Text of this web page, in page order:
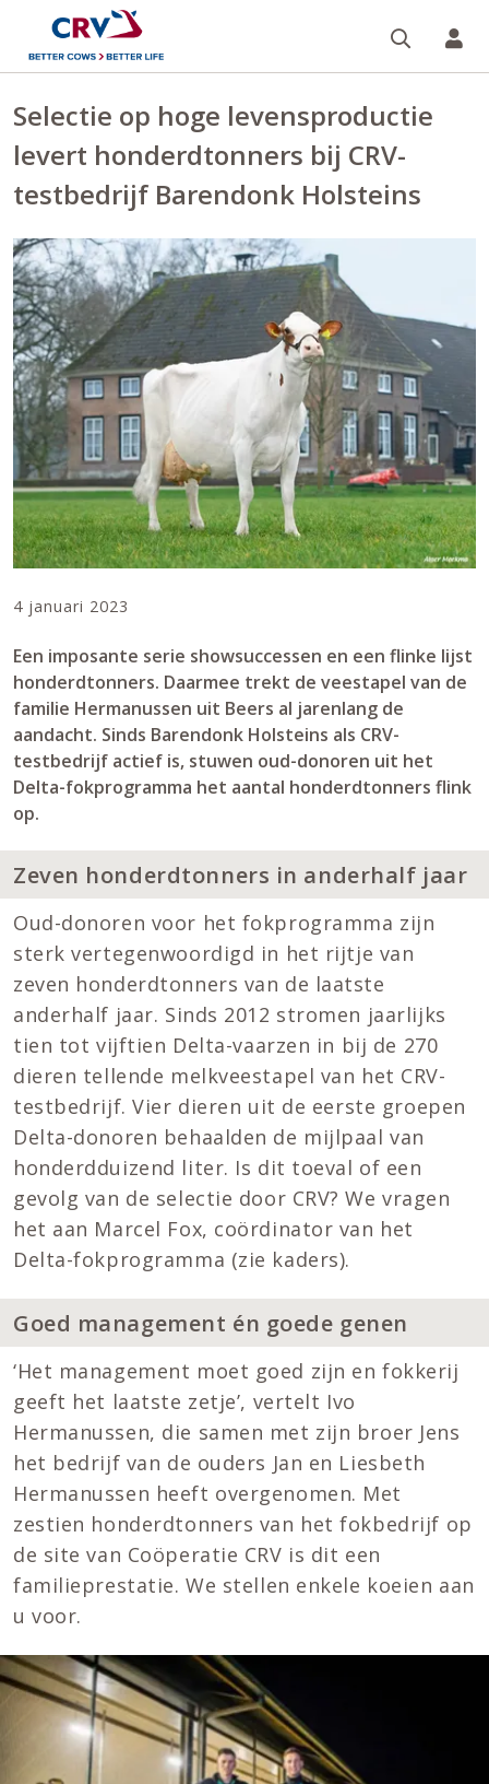
Selectie op hoge levensproductie
levert honderdtonners bij CRV-
testbedrijf Barendonk Holsteins
4 januari 2023
Een imposante serie showsuccessen en een flinke lijst
honderdtonners. Daarmee trekt de veestapel van de
familie Hermanussen uit Beers al jarenlang de
aandacht. Sinds Barendonk Holsteins als CRV-
testbedrijf actief is, stuwen oud-donoren uit het
Delta-fokprogramma het aantal honderdtonners flink
op.
Zeven honderdtonners in anderhalf jaar
Oud-donoren voor het fokprogramma zijn
sterk vertegenwoordigd in het rijtje van
zeven honderdtonners van de laatste
anderhalf jaar. Sinds 2012 stromen jaarlijks
tien tot vijftien Delta-vaarzen in bij de 270
dieren tellende melkveestapel van het CRV-
testbedrijf. Vier dieren uit de eerste groepen
Delta-donoren behaalden de mijlpaal van
honderdduizend liter. Is dit toeval of een
gevolg van de selectie door CRV? We vragen
het aan Marcel Fox, coördinator van het
Delta-fokprogramma (zie kaders).
Goed management én goede genen
‘Het management moet goed zijn en fokkerij
geeft het laatste zetje’, vertelt Ivo
Hermanussen, die samen met zijn broer Jens
het bedrijf van de ouders Jan en Liesbeth
Hermanussen heeft overgenomen. Met
zestien honderdtonners van het fokbedrijf op
de site van Coöperatie CRV is dit een
familieprestatie. We stellen enkele koeien aan
u voor.